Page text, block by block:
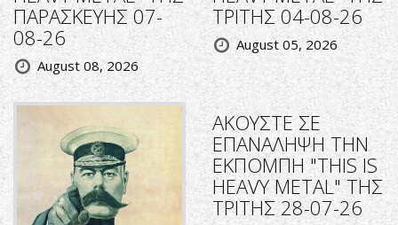
ΠΑΡΑΣΚΕΥΗΣ 07-
08-26
August 08, 2026
ΤΡΙΤΗΣ 04-08-26
August 05, 2026
ΑΚΟΥΣΤΕ ΣΕ
ΕΠΑΝΑΛΗΨΗ ΤΗΝ
ΕΚΠΟΜΠΗ "THIS IS
HEAVY METAL" ΤΗΣ
ΤΡΙΤΗΣ 28-07-26